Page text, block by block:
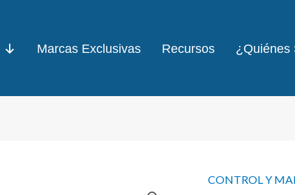
Marcas Exclusivas Recursos ¿Quiénes
CONTROL Y